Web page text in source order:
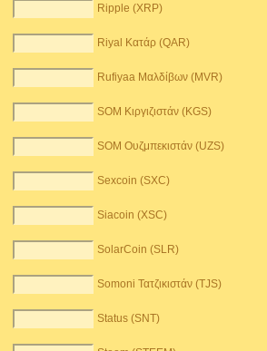
Ripple (XRP)
Riyal Κατάρ (QAR)
Rufiyaa Μαλδίβων (MVR)
SOM Κιργιζιστάν (KGS)
SOM Ουζμπεκιστάν (UZS)
Sexcoin (SXC)
Siacoin (XSC)
SolarCoin (SLR)
Somoni Τατζικιστάν (TJS)
Status (SNT)